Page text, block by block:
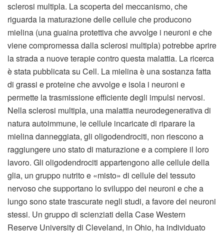
sclerosi multipla. La scoperta del meccanismo, che
riguarda la maturazione delle cellule che producono
mielina (una guaina protettiva che avvolge i neuroni e che
viene compromessa dalla sclerosi multipla) potrebbe aprire
la strada a nuove terapie contro questa malattia. La ricerca
è stata pubblicata su Cell. La mielina è una sostanza fatta
di grassi e proteine che avvolge e isola i neuroni e
permette la trasmissione efficiente degli impulsi nervosi.
Nella sclerosi multipla, una malattia neurodegenerativa di
natura autoimmune, le cellule incaricate di riparare la
mielina danneggiata, gli oligodendrociti, non riescono a
raggiungere uno stato di maturazione e a compiere il loro
lavoro. Gli oligodendrociti appartengono alle cellule della
glia, un gruppo nutrito e «misto» di cellule del tessuto
nervoso che supportano lo sviluppo dei neuroni e che a
lungo sono state trascurate negli studi, a favore dei neuroni
stessi. Un gruppo di scienziati della Case Western
Reserve University di Cleveland, in Ohio, ha individuato